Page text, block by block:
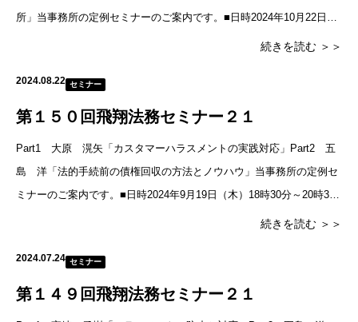
所」当事務所の定例セミナーのご案内です。■日時2024年10月22日
続きを読む ＞＞
2024.08.22 セミナー
第１５０回飛翔法務セミナー２１
Part1 大原 滉矢「カスタマーハラスメントの実践対応」Part2 五
島 洋「法的手続前の債権回収の方法とノウハウ」当事務所の定例セ
ミナーのご案内です。■日時2024年9月19日（木）18時30分～20時30
続きを読む ＞＞
2024.07.24 セミナー
第１４９回飛翔法務セミナー２１